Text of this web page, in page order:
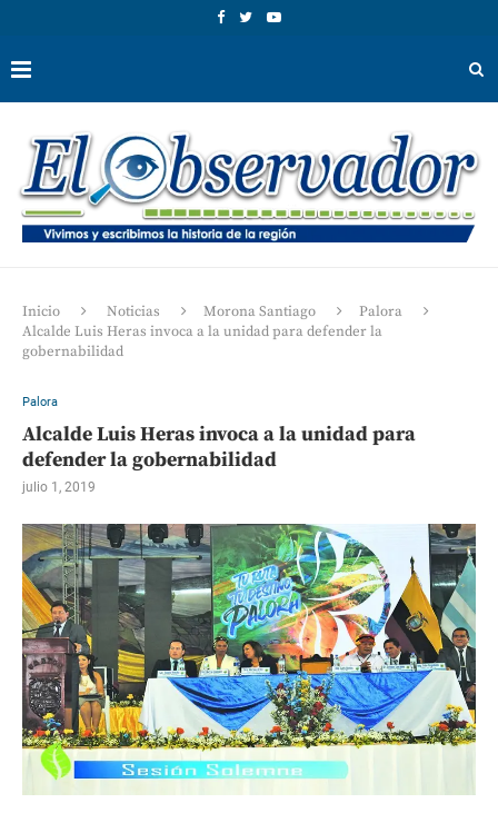
Inicio Noticias Morona Santiago
Palora
Alcalde Luis Heras invoca a la unidad para defender la
gobernabilidad
Palora
Alcalde Luis Heras invoca a la unidad para
defender la gobernabilidad
julio 1, 2019